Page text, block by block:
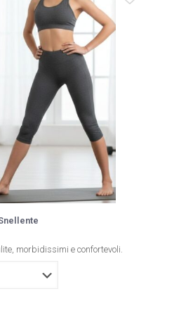
morbidissimi e confortevoli.